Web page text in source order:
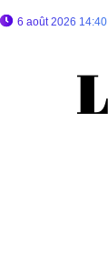
6 août 2026 14:40